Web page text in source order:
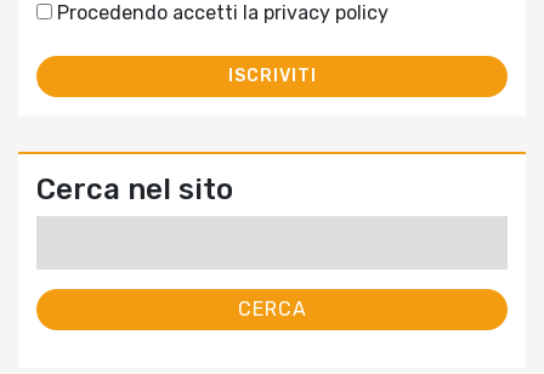
Procedendo accetti la privacy policy
Cerca nel sito